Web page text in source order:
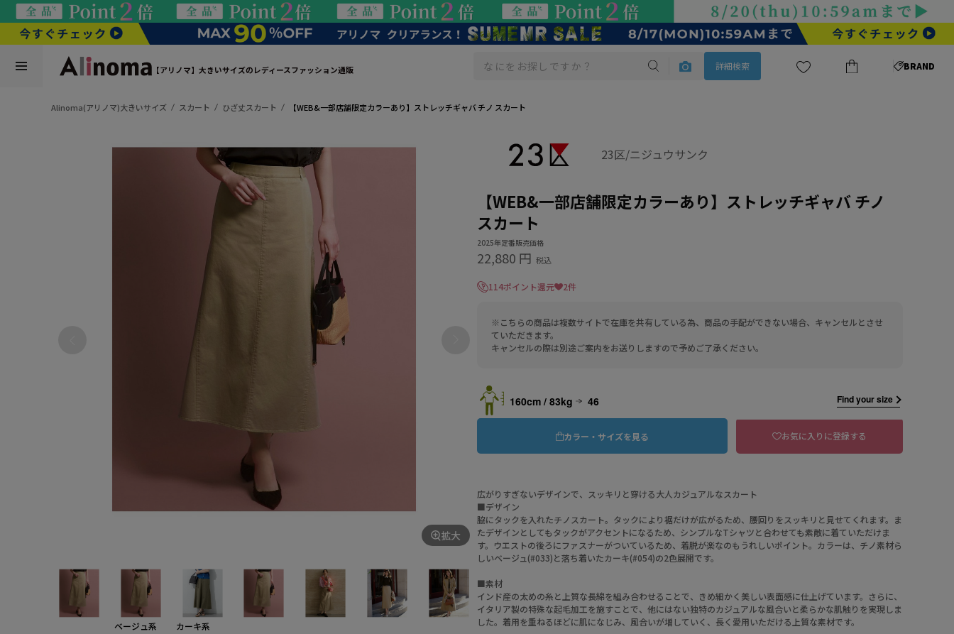
【アリノマ】大きいサイズのレディースファッション通販 詳細検索 BRAND
Alinoma(アリノマ)大きいサイズ スカート ひざ丈スカート 【WEB&一部店舗限定カラーあり】ストレッチギャバ チノ スカート
033 ベージュ系
拡大
ベージュ系 カーキ系
23区/ニジュウサンク
【WEB&一部店舗限定カラーあり】ストレッチギャバ チノ
スカート
2025年定番販売価格
22,880 円 税込
114ポイント還元 2件
※こちらの商品は複数サイトで在庫を共有している為、商品の手配ができない場合、キャンセルとさせ
ていただきます。
キャンセルの際は別途ご案内をお送りしますので予めご了承ください。
160cm / 83kg 46 Find your size
カラー・サイズを見る お気に入りに登録する
広がりすぎないデザインで、スッキリと穿ける大人カジュアルなスカート
■デザイン
脇にタックを入れたチノスカート。タックにより裾だけが広がるため、腰回りをスッキリと見せてくれます。ま
たデザインとしてもタックがアクセントになるため、シンプルなTシャツと合わせても素敵に着ていただけま
す。ウエストの後ろにファスナーがついているため、着脱が楽なのもうれしいポイント。カラーは、チノ素材ら
しいベージュ(#033)と落ち着いたカーキ(#054)の2色展開です。
■素材
インド産の太めの糸と上質な長綿を組み合わせることで、きめ細かく美しい表面感に仕上げています。さらに、
イタリア製の特殊な起毛加工を施すことで、他にはない独特のカジュアルな風合いと柔らかな肌触りを実現しま
した。着用を重ねるほどに肌になじみ、風合いが増していく、長く愛用いただける上質な素材です。